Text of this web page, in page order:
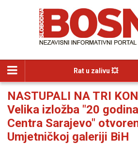
Rat u zalivu 💥
NASTUPALI NA TRI
Velika izložba "20
Centra Sarajevo"
Umjetničkoj galeriji BiH